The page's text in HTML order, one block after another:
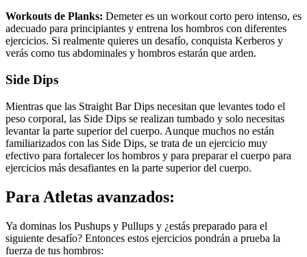
Workouts de Planks: Demeter es un workout corto pero intenso, es
adecuado para principiantes y entrena los hombros con diferentes
ejercicios. Si realmente quieres un desafío, conquista Kerberos y
verás como tus abdominales y hombros estarán que arden.
Side Dips
Mientras que las Straight Bar Dips necesitan que levantes todo el
peso corporal, las Side Dips se realizan tumbado y solo necesitas
levantar la parte superior del cuerpo. Aunque muchos no están
familiarizados con las Side Dips, se trata de un ejercicio muy
efectivo para fortalecer los hombros y para preparar el cuerpo para
ejercicios más desafiantes en la parte superior del cuerpo.
Para Atletas avanzados:
Ya dominas los Pushups y Pullups y ¿estás preparado para el
siguiente desafío? Entonces estos ejercicios pondrán a prueba la
fuerza de tus hombros: